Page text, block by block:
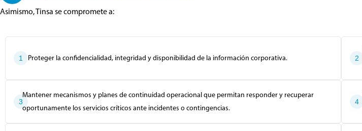
Asimismo, Tinsa se compromete a:
1 Proteger la confidencialidad, integridad y disponibilidad de la información corporativa. 2
3
Mantener mecanismos y planes de continuidad operacional que permitan responder y recuperar
oportunamente los servicios críticos ante incidentes o contingencias.
4